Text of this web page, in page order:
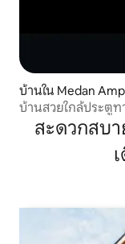
บ้านใน Medan
บ้านสวยใกล้ประตู
สะดวกสบ